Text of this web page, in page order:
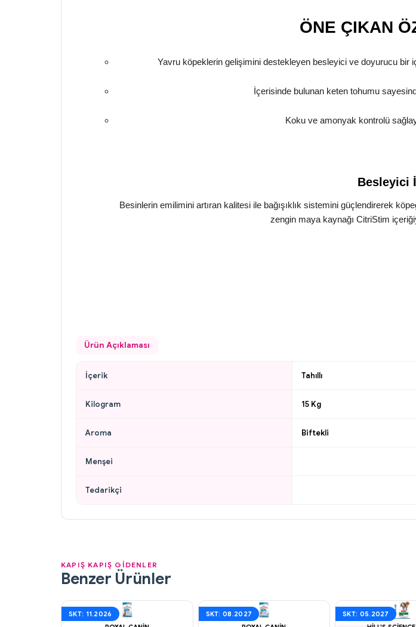
ÖNE ÇIKAN
Yavru köpeklerin gelişimini destekleyen besleyici ve doyurucu bir
İçerisinde bulunan keten tohumu
Koku ve amonyak kontrolü
Besleyici
Besinlerin emilimini artıran kalitesi ile bağışıklık sistemini güçlendirerek
zengin maya kaynağı CitriStim
Ürün Açıklaması
İçerik Tahıllı
Kilogram 15 Kg
Aroma Biftekli
Menşei
Tedarikçi
KAPIŞ KAPIŞ GİDENLER
Benzer Ürünler
SKT: 11.2026
SKT: 08.2027
SKT: 05.2027